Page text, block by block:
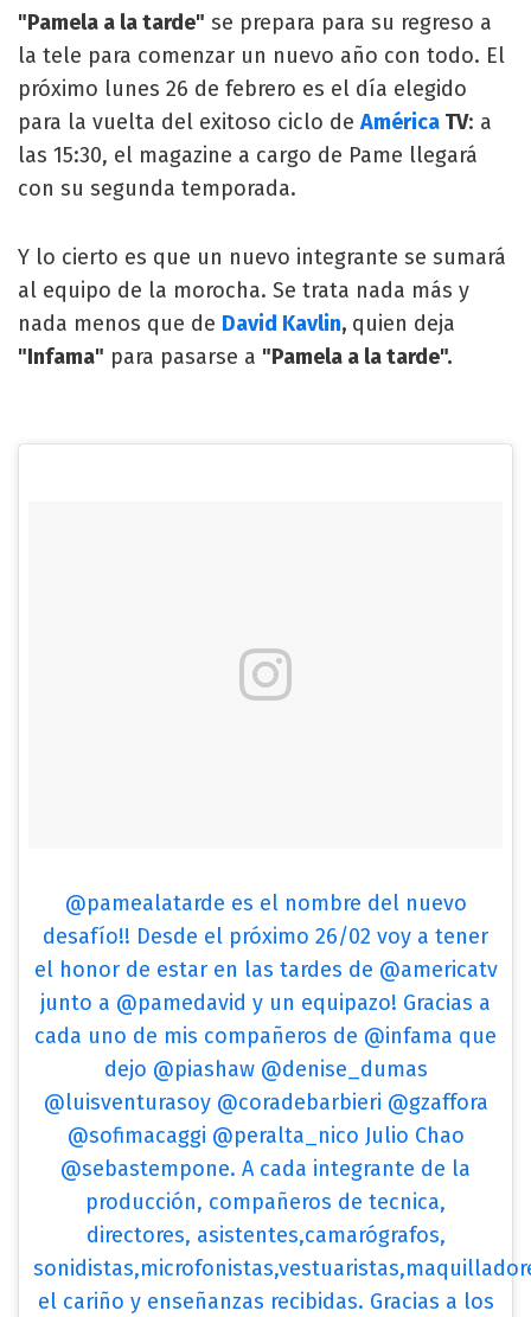
"Pamela a la tarde" se prepara para su regreso a
la tele para comenzar un nuevo año con todo. El
próximo lunes 26 de febrero es el día elegido
para la vuelta del exitoso ciclo de América TV: a
las 15:30, el magazine a cargo de Pame llegará
con su segunda temporada.
Y lo cierto es que un nuevo integrante se sumará
al equipo de la morocha. Se trata nada más y
nada menos que de David Kavlin, quien deja
"Infama" para pasarse a "Pamela a la tarde".
@pamealatarde es el nombre del nuevo
desafío!! Desde el próximo 26/02 voy a tener
el honor de estar en las tardes de @americatv
junto a @pamedavid y un equipazo! Gracias a
cada uno de mis compañeros de @infama que
dejo @piashaw @denise_dumas
@luisventurasoy @coradebarbieri @gzaffora
@sofimacaggi @peralta_nico Julio Chao
@sebastempone. A cada integrante de la
producción, compañeros de tecnica,
directores, asistentes,camarógrafos,
el cariño y enseñanzas recibidas. Gracias a los